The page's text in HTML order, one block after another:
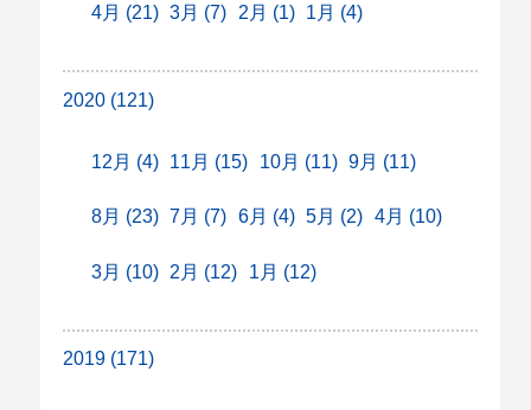
4月 (21) 3月 (7) 2月 (1) 1月 (4)
2020 (121)
12月 (4) 11月 (15) 10月 (11) 9月 (11)
8月 (23) 7月 (7) 6月 (4) 5月 (2) 4月 (10)
3月 (10) 2月 (12) 1月 (12)
2019 (171)